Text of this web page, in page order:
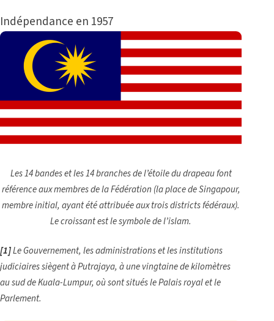
Indépendance en 1957
Les 14 bandes et les 14 branches de l’étoile du drapeau font
référence aux membres de la Fédération (la place de Singapour,
membre initial, ayant été attribuée aux trois districts fédéraux).
Le croissant est le symbole de l’islam.
[1]Le Gouvernement, les administrations et les institutions
judiciaires siègent à Putrajaya, à une vingtaine de kilomètres
au sud de Kuala-Lumpur, où sont situés le Palais royal et le
Parlement.